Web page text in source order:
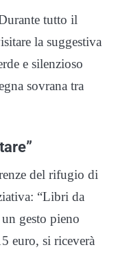
tutto il
la suggestiva
e silenzioso
sovrana tra
del rifugio di
“Libri da
gesto pieno
euro, si riceverà